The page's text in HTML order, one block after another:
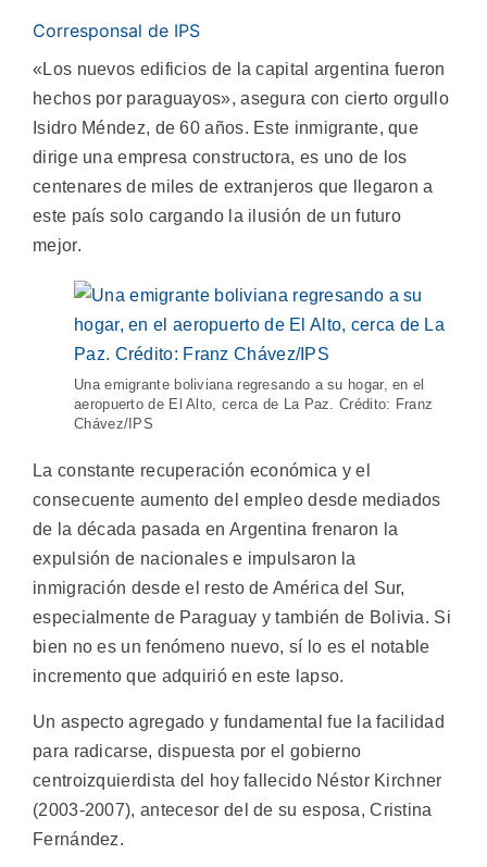
Corresponsal de IPS
«Los nuevos edificios de la capital argentina fueron
hechos por paraguayos», asegura con cierto orgullo
Isidro Méndez, de 60 años. Este inmigrante, que
dirige una empresa constructora, es uno de los
centenares de miles de extranjeros que llegaron a
este país solo cargando la ilusión de un futuro
mejor.
Una emigrante boliviana regresando a su hogar, en el
aeropuerto de El Alto, cerca de La Paz. Crédito: Franz
Chávez/IPS
La constante recuperación económica y el
consecuente aumento del empleo desde mediados
de la década pasada en Argentina frenaron la
expulsión de nacionales e impulsaron la
inmigración desde el resto de América del Sur,
especialmente de Paraguay y también de Bolivia. Si
bien no es un fenómeno nuevo, sí lo es el notable
incremento que adquirió en este lapso.
Un aspecto agregado y fundamental fue la facilidad
para radicarse, dispuesta por el gobierno
centroizquierdista del hoy fallecido Néstor Kirchner
(2003-2007), antecesor del de su esposa, Cristina
Fernández.